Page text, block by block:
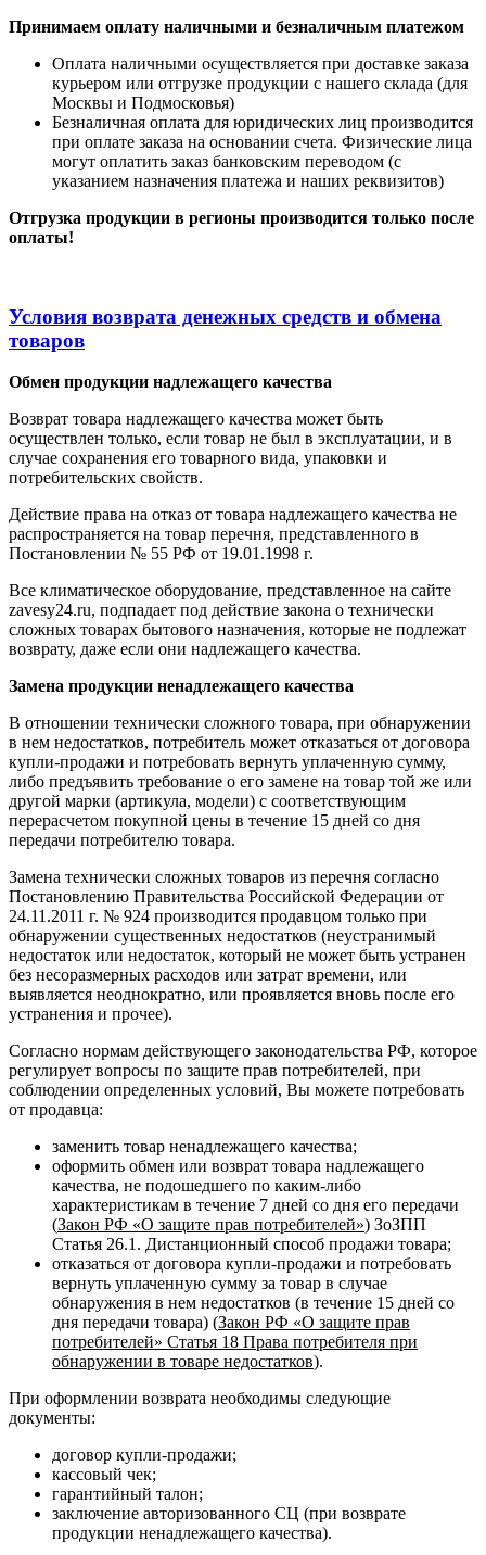
Принимаем оплату наличными и безналичным платежом
Оплата наличными осуществляется при доставке заказа
курьером или отгрузке продукции с нашего склада (для
Москвы и Подмосковья)
Безналичная оплата для юридических лиц производится
при оплате заказа на основании счета. Физические лица
могут оплатить заказ банковским переводом (с
указанием назначения платежа и наших реквизитов)
Отгрузка продукции в регионы производится только после
оплаты!
Условия возврата денежных средств и обмена
товаров
Обмен продукции надлежащего качества
Возврат товара надлежащего качества может быть
осуществлен только, если товар не был в эксплуатации, и в
случае сохранения его товарного вида, упаковки и
потребительских свойств.
Действие права на отказ от товара надлежащего качества не
распространяется на товар перечня, представленного в
Постановлении № 55 РФ от 19.01.1998 г.
Все климатическое оборудование, представленное на сайте
zavesy24.ru, подпадает под действие закона о технически
сложных товарах бытового назначения, которые не подлежат
возврату, даже если они надлежащего качества.
Замена продукции ненадлежащего качества
В отношении технически сложного товара, при обнаружении
в нем недостатков, потребитель может отказаться от договора
купли-продажи и потребовать вернуть уплаченную сумму,
либо предъявить требование о его замене на товар той же или
другой марки (артикула, модели) с соответствующим
перерасчетом покупной цены в течение 15 дней со дня
передачи потребителю товара.
Замена технически сложных товаров из перечня согласно
Постановлению Правительства Российской Федерации от
24.11.2011 г. № 924 производится продавцом только при
обнаружении существенных недостатков (неустранимый
недостаток или недостаток, который не может быть устранен
без несоразмерных расходов или затрат времени, или
выявляется неоднократно, или проявляется вновь после его
устранения и прочее).
Согласно нормам действующего законодательства РФ, которое
регулирует вопросы по защите прав потребителей, при
соблюдении определенных условий, Вы можете потребовать
от продавца:
заменить товар ненадлежащего качества;
оформить обмен или возврат товара надлежащего
качества, не подошедшего по каким-либо
характеристикам в течение 7 дней со дня его передачи
(Закон РФ «О защите прав потребителей») ЗоЗПП
Статья 26.1. Дистанционный способ продажи товара;
отказаться от договора купли-продажи и потребовать
вернуть уплаченную сумму за товар в случае
обнаружения в нем недостатков (в течение 15 дней со
дня передачи товара) (Закон РФ «О защите прав
потребителей» Статья 18 Права потребителя при
обнаружении в товаре недостатков).
При оформлении возврата необходимы следующие
документы:
договор купли-продажи;
кассовый чек;
гарантийный талон;
заключение авторизованного СЦ (при возврате
продукции ненадлежащего качества).